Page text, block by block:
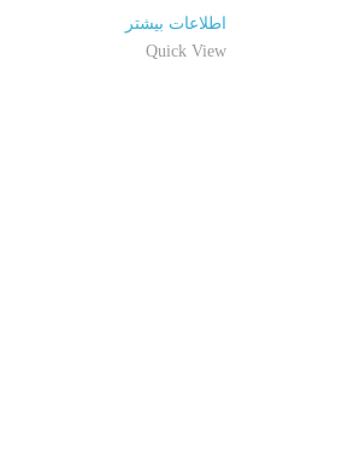
اطلاعات بیشتر
Quick View